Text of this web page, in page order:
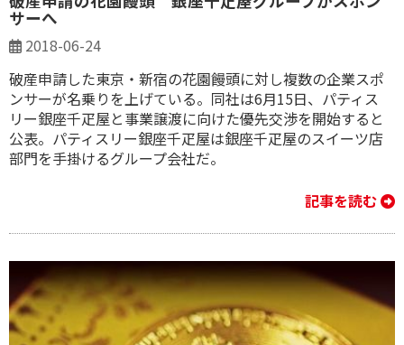
サーへ
2018-06-24
破産申請した東京・新宿の花園饅頭に対し複数の企業スポ
ンサーが名乗りを上げている。同社は6月15日、パティス
リー銀座千疋屋と事業譲渡に向けた優先交渉を開始すると
公表。パティスリー銀座千疋屋は銀座千疋屋のスイーツ店
部門を手掛けるグループ会社だ。
記事を読む